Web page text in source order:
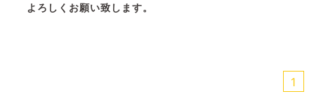
よろしくお願い致します。
1